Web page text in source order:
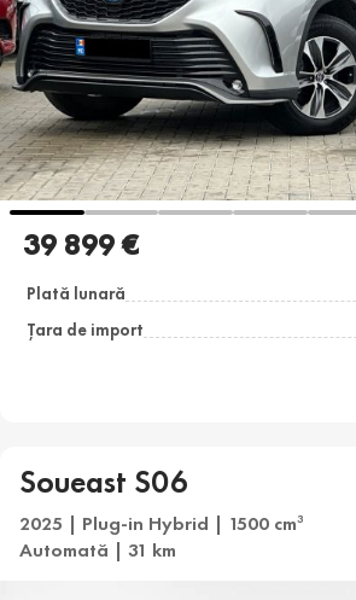
39 899 €
Plată lunară
Țara de import
Soueast S06
2025 | Plug-in Hybrid | 1500 cm3
Automată | 31 km